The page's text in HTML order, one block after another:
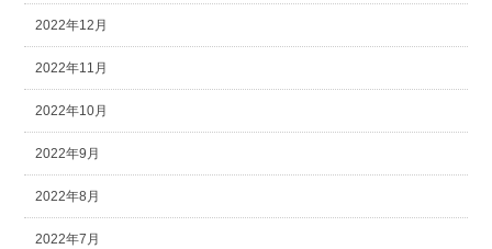
2022年12月
2022年11月
2022年10月
2022年9月
2022年8月
2022年7月